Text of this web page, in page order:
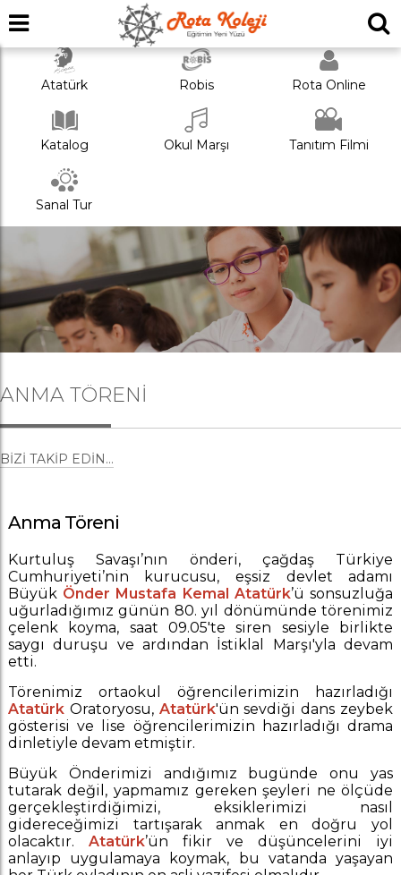
Atatürk Robis Rota Online
Katalog Okul Marşı Tanıtım Filmi
Sanal Tur
ANMA TÖRENI
BIZI TAKIP EDIN...
Anma Töreni
Kurtuluş Savaşı’nın önderi, çağdaş Türkiye
Cumhuriyeti’nin kurucusu, eşsiz devlet adamı
Büyük Önder Mustafa Kemal Atatürk’ü sonsuzluğa
uğurladığımız günün 80. yıl dönümünde törenimiz
çelenk koyma, saat 09.05'te siren sesiyle birlikte
saygı duruşu ve ardından İstiklal Marşı'yla devam
etti.
Törenimiz ortaokul öğrencilerimizin hazırladığı
AtatürkOratoryosu,Atatürk'ün sevdiği dans zeybek
gösterisi ve lise öğrencilerimizin hazırladığı drama
dinletiyle devam etmiştir.
Büyük Önderimizi andığımız bugünde onu yas
tutarak değil, yapmamız gereken şeyleri ne ölçüde
gerçekleştirdiğimizi, eksiklerimizi nasıl
gidereceğimizi tartışarak anmak en doğru yol
olacaktır. Atatürk’ün fikir ve düşüncelerini iyi
anlayıp uygulamaya koymak, bu vatanda yaşayan